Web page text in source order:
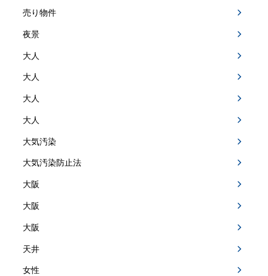
売り物件
夜景
大人
大人
大人
大人
大気汚染
大気汚染防止法
大阪
大阪
大阪
天井
女性